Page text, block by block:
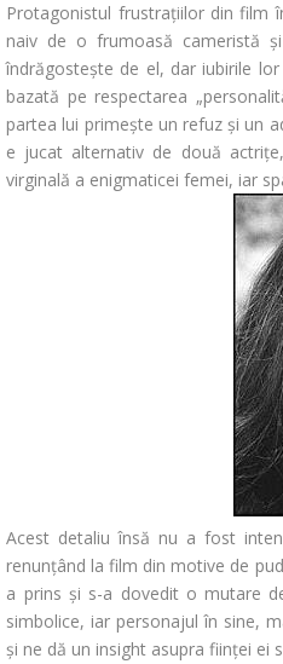
Protagonistul frustrațiilor din film
naiv de o frumoasă cameristă
îndrăgostește de el, dar iubirile
bazată pe respectarea
partea lui primește un refuz și un
e jucat alternativ de două
virginală a enigmaticei femei, iar
Acest detaliu însă nu a fost
renunțând la film din motive de
a prins și s-a dovedit o mutare
simbolice, iar personajul în sine,
și ne dă un insight asupra ființei ei